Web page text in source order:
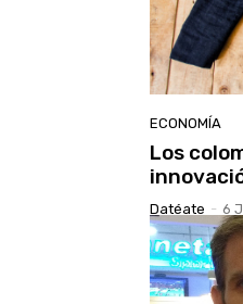
ECONOMÍA
Los
Datéate - 6